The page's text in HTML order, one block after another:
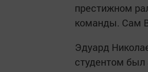
престижном
команды. Сам
Эдуард
студентом был